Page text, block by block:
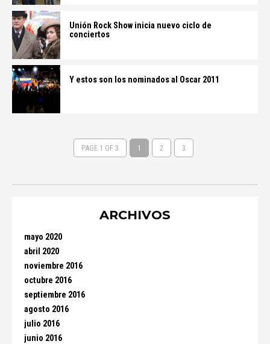
Unión Rock Show inicia nuevo ciclo de
conciertos
Y estos son los nominados al Oscar 2011
PAGE 1 OF 3 1 2 3
ARCHIVOS
mayo 2020
abril 2020
noviembre 2016
octubre 2016
septiembre 2016
agosto 2016
julio 2016
junio 2016